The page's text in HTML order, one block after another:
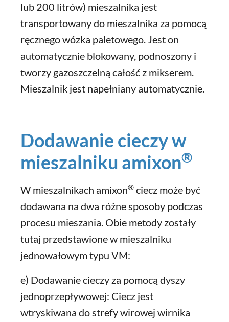
lub 200 litrów) mieszalnika jest
transportowany do mieszalnika za pomocą
ręcznego wózka paletowego. Jest on
automatycznie blokowany, podnoszony i
tworzy gazoszczelną całość z mikserem.
Mieszalnik jest napełniany automatycznie.
Dodawanie cieczy w
mieszalniku amixon®
W mieszalnikach amixon® ciecz może być
dodawana na dwa różne sposoby podczas
procesu mieszania. Obie metody zostały
tutaj przedstawione w mieszalniku
jednowałowym typu VM:
e) Dodawanie cieczy za pomocą dyszy
jednoprzepływowej: Ciecz jest
wtryskiwana do strefy wirowej wirnika